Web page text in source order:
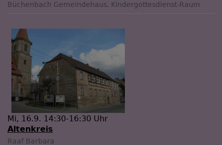
Büchenbach Gemeindehaus, Kindergottesdienst-Raum
Mi, 16.9. 14:30-16:30 Uhr
Altenkreis
Raaf Barbara